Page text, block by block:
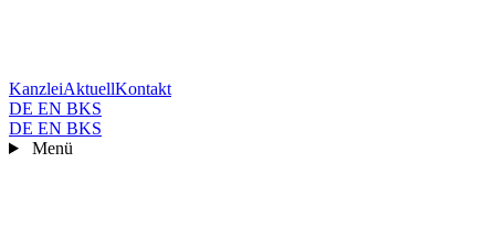
KanzleiAktuellKontakt
DE EN BKS
DE EN BKS
Menü